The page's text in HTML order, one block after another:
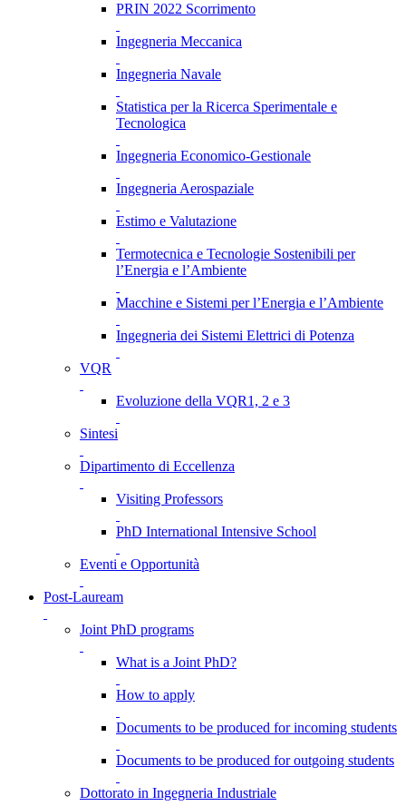
PRIN 2022 Scorrimento
Ingegneria Meccanica
Ingegneria Navale
Statistica per la Ricerca Sperimentale e
Tecnologica
Ingegneria Economico-Gestionale
Ingegneria Aerospaziale
Estimo e Valutazione
Termotecnica e Tecnologie Sostenibili per
l’Energia e l’Ambiente
Macchine e Sistemi per l’Energia e l’Ambiente
Ingegneria dei Sistemi Elettrici di Potenza
VQR
Evoluzione della VQR1, 2 e 3
Sintesi
Dipartimento di Eccellenza
Visiting Professors
PhD International Intensive School
Eventi e Opportunità
Post-Lauream
Joint PhD programs
What is a Joint PhD?
How to apply
Documents to be produced for incoming students
Documents to be produced for outgoing students
Dottorato in Ingegneria Industriale